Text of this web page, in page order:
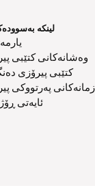
لینکە
وەشانەکانی کتێبی
کتێبی پیرۆزی
زمانەکانی پەرتووکی
ئایەتی